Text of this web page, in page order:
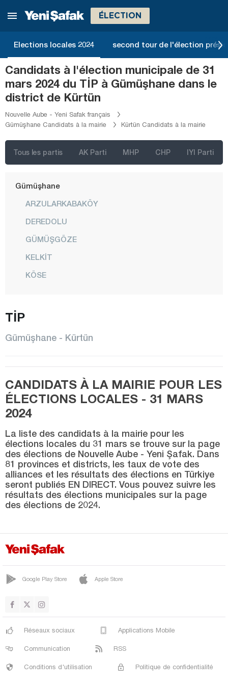
ÉLECTION
Elections locales 2024 second tour de l'élection
Candidats à l'élection municipale de 31
mars 2024 du TİP à Gümüşhane dans le
district de Kürtün
Nouvelle Aube - Yeni Safak français
Gümüşhane Candidats à la mairie
Kürtün Candidats à la mairie
Tous les partis AK Parti MHP CHP IYI Parti
Diyarbakır
Edirne
Elazığ
Erzincan
Erzurum
Eskişehir
Giresun
Gümüşhane
ARZULARKABAKÖY
DEREDOLU
GÜMÜŞGÖZE
KELKİT
KÖSE
ÖBEKTAŞ
ŞİRAN
SÖĞÜTLÜ
TORUL
YEŞİLBÜK
Hakkari
Hatay
Iğdır
Isparta
Karabük
Karaman
Kars
Kastamonu
Kayseri
Kilis
Kırıkkale
Kırklareli
TİP
Gümüşhane - Kürtün
CANDIDATS À LA MAIRIE POUR LES
ÉLECTIONS LOCALES - 31 MARS
2024
La liste des candidats à la mairie pour les
élections locales du 31 mars se trouve sur la page
des élections de Nouvelle Aube - Yeni Şafak. Dans
81 provinces et districts, les taux de vote des
alliances et les résultats des élections en Türkiye
seront publiés EN DIRECT. Vous pouvez suivre les
résultats des élections municipales sur la page
des élections de 2024.
Google Play Store Apple Store
Réseaux sociaux Applications Mobile
Communication RSS
Conditions d'utilisation Politique de confidentialité